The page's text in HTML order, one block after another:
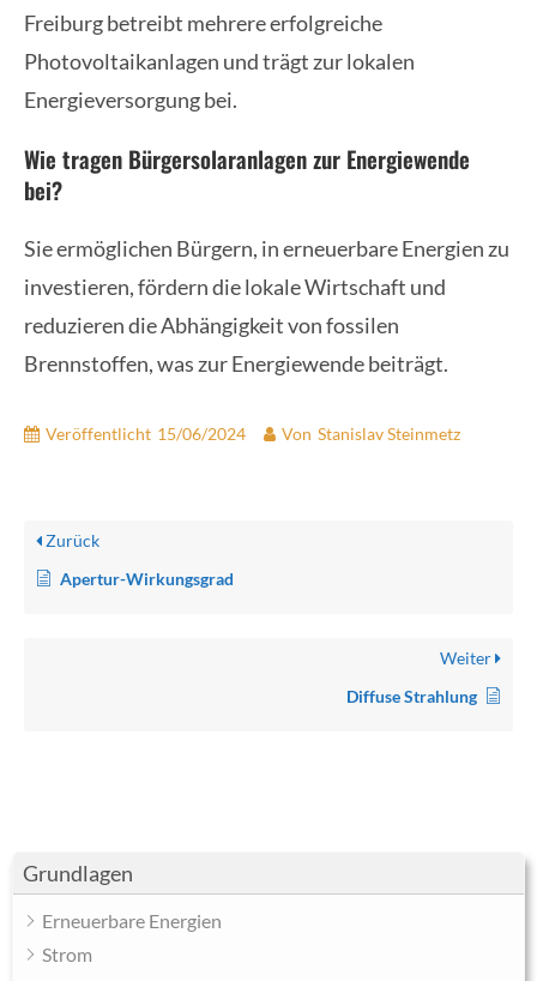
Grundlagen
Erneuerbare Energien
Strom
Freiburg betreibt mehrere erfolgreiche
Photovoltaikanlagen und trägt zur lokalen
Energieversorgung bei.
Wie tragen Bürgersolaranlagen zur Energiewende
bei?
Sie ermöglichen Bürgern, in erneuerbare Energien zu
investieren, fördern die lokale Wirtschaft und
reduzieren die Abhängigkeit von fossilen
Brennstoffen, was zur Energiewende beiträgt.
Veröffentlicht 15/06/2024 Von Stanislav Steinmetz
Zurück
Apertur-Wirkungsgrad
Weiter
Diffuse Strahlung